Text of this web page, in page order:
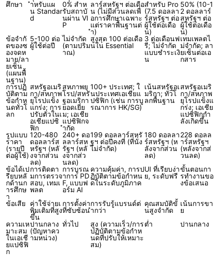
ศึกษา
ำหรับแผ
น Standar
d
0% สำห
รับสถาบั
นผ่าน VI
P
ลาร์สหรัฐฯ ต่อเดือ
น (ไม่มีส่วนลดเพื่
อการศึกษาเฉพาะ
แต่ราคาพื้นฐานต่
ำ)
สำหรับ Pro
(7.5 ดอลลา
ร์สหรัฐฯ ต่อ
ผู้ใช้ต่อเดือ
น)
50% (10-1
2 ดอลลาร์
สหรัฐฯ ต่อ
ผู้ใช้ต่อเดือ
น)
ข้อจำกั
ดของซ
องจดห
มาย/ลา
ยเซ็น
(แผนพื้
นฐาน)
5-100 ต่อ
ผู้ใช้ต่อปี
ไม่จำกัด
(ตามปริม
าณ)
สูงสุด 100 ต่อเดือ
นใน Essential
3 ต่อเดือนฟ
รี; ไม่จำกัด
แบบชำระเงิ
น
เทมเพลตไ
ม่จำกัด; ลา
ยเซ็นต่อเอ
กสาร
การปฏิ
บัติตาม
ข้อกำห
นดทั่วโ
ลก
สหรัฐอเมริ
กา/สหภาพ
ยุโรปแข็ง
แกร่ง; การ
ปรับตัวในเ
อเชียแปซิ
ฟิก
สหภาพยุ
โรป/สหรั
ฐอเมริกา
ยอดเยี่ย
ม; เอเชีย
แปซิฟิกจ
ำกัด
100+ ประเทศ; ใ
นประเทศเอเชียแ
ปซิฟิก (เช่น การบู
รณาการ HK/SG)
เน้นสหรัฐอเ
มริกา; ทั่วโ
ลกพื้นฐาน
สหรัฐอเมริ
กา/สหภาพ
ยุโรปแข็งแ
กร่ง; เอเชีย
แปซิฟิกกำ
ลังเกิดขึ้น
รูปแบบ
ราคา
(รายปี
ต่อผู้ใช้)
120-480
ดอลลาร์ส
หรัฐฯ (หลั
งจากส่วน
ลด)
240+ ดอ
ลลาร์สห
รัฐฯ (หลั
งจากส่ว
นลด)
199 ดอลลาร์สหรั
ฐฯ ต่อปีคงที่ (ที่นั่ง
ไม่จำกัด)
180 ดอลลา
ร์สหรัฐฯ (ห
ลังจากส่วน
ลด)
228 ดอลล
าร์สหรัฐฯ
(หลังจากส่
วนลด)
ข้อได้เป
รียบหลั
กด้านก
ารศึกษ
า
การติดตา
มการตรวจ
สอบ, เทมเ
พลต
การบูรณ
าการ PD
F, แบบฟ
อร์ม AI
ความคุ้มค่า, การป
ฏิบัติตามข้อกำหน
ดในระดับภูมิภาค
UI ที่เรียบง่า
ย, ระดับฟรี
ขั้นตอนกา
รทำงานขอ
งข้อเสนอ
ข้อเสีย
ค่าใช้จ่ายเ
พิ่มเติมที่สูง
ขึ้น
การตั้งค่า
ที่ซับซ้อน
การรับรู้แบรนด์ต่
ำกว่า
คุณสมบัติขั้
นสูงจำกัด
เน้นการขา
ย
ความเห
มาะสม
ในเอเชี
ยแปซิฟิ
ก
ปานกลาง
(ปัญหาคว
ามหน่วง)
ทั่วไป
สูง (ความเร็ว/การ
ปฏิบัติตามข้อกำห
นดที่ปรับให้เหมาะ
สม)
ต่ำ ปานกลาง